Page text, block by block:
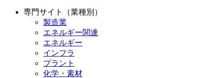
専門サイト（業種別）
製造業
エネルギー関連
エネルギー
インフラ
プラント
化学・素材